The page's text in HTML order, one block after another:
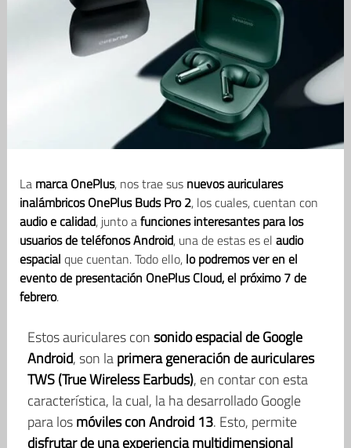
La marca OnePlus, nos trae sus nuevos auriculares
inalámbricos OnePlus Buds Pro 2, los cuales, cuentan con
audio e calidad, junto afunciones interesantes para los
usuarios de teléfonos Android, una de estas es el audio
espacial que cuentan. Todo ello, lo podremos ver en el
evento de presentación OnePlus Cloud, el próximo 7 de
febrero.
Estos auriculares consonido espacial de Google
Android, son laprimera generación de auriculares
TWS (True Wireless Earbuds), en contar con esta
característica, la cual, la ha desarrollado Google
para losmóviles con Android 13. Esto, permite
disfrutar de una experiencia multidimensional